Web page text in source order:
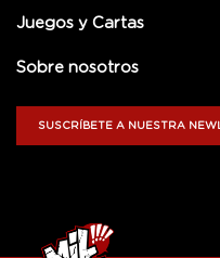
Juegos y Cartas
Sobre nosotros
SUSCRÍBETE A NUESTRA